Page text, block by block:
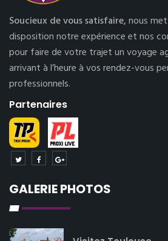
Soucieux de vous satisfaire,nous
disposition notre expérience et nos
pour faire de votre trajet un voyage
arrivant à l’heure à vos rendez-vous
professionnels.
Partenaires
GALERIE PHOTOS